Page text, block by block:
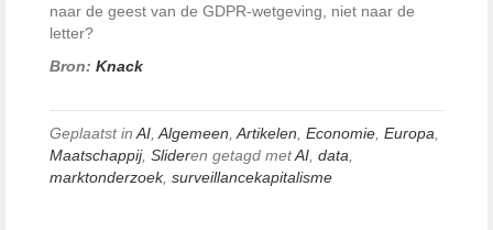
naar de geest van de GDPR-wetgeving, niet naar de
letter?
Bron: Knack
Geplaatst in AI Algemeen Artikelen Economie Europa
Maatschappij, Slideren getagd metAI data
marktonderzoek, surveillancekapitalisme